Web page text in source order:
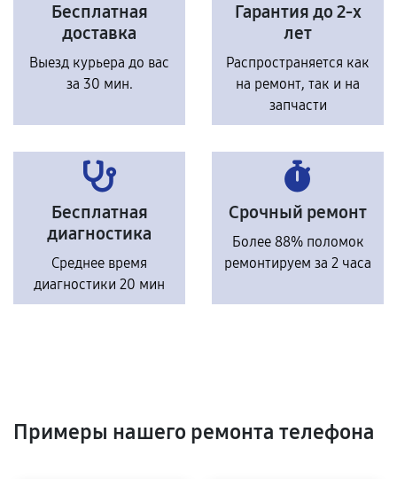
Бесплатная
доставка
Выезд курьера до вас
за 30 мин.
Гарантия до 2-х
лет
Распространяется как
на ремонт, так и на
запчасти
Бесплатная
диагностика
Среднее время
диагностики 20 мин
Срочный ремонт
Более 88% поломок
ремонтируем за 2 часа
Примеры нашего ремонта телефона